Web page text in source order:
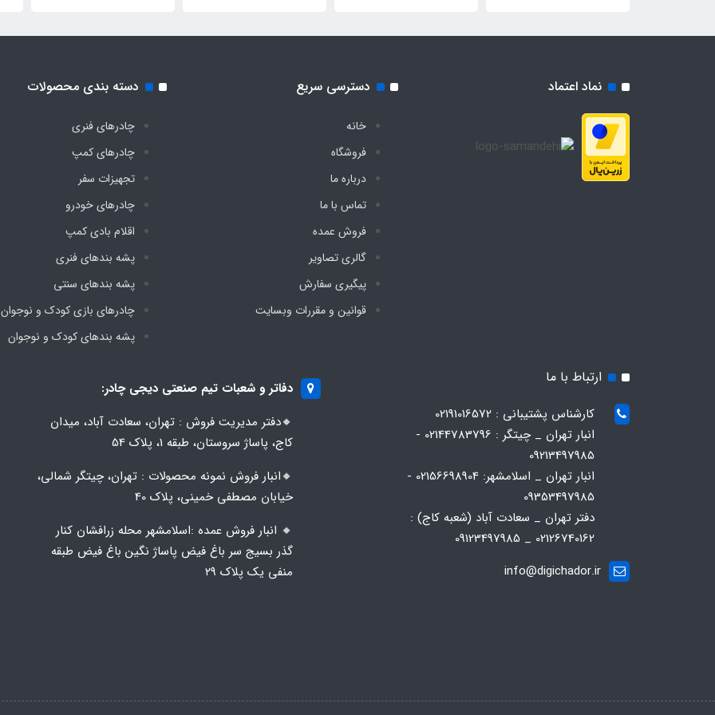
نماد اعتماد دسترسی سریع
خانه
فروشگاه
درباره ما
تماس با ما
فروش عمده
گالری تصاویر
پیگیری سفارش
قوانین و مقررات وبسایت
دسته بندی محصولات
چادرهای فنری
چادرهای کمپ
تجهیزات سفر
چادرهای خودرو
اقلام بادی کمپ
پشه‌ بندهای فنری
پشه‌ بندهای سنتی
چادرهای بازی کودک و نوجوان
پشه‌ بندهای کودک و نوجوان
ارتباط با ما
کارشناس پشتیبانی : 02191016572
انبار تهران _ چیتگر : 02144783796 -
09213497985
انبار تهران _ اسلامشهر: 02156698904 -
09353497985
دفتر تهران _ سعادت آباد (شعبه کاج) :
02126740162 _ 09123497985
info@digichador.ir
دفاتر و شعبات تیم صنعتی دیجی چادر:
🔸️​​دفتر مدیریت فروش : تهران، سعادت آباد، میدان
کاج، پاساژ سروستان، طبقه 1، پلاک 54
🔸️​​انبار فروش نمونه محصولات : تهران، چیتگر شمالی،
خیابان مصطفی خمینی، پلاک 40
🔸️ انبار فروش عمده :اسلامشهر محله زرافشان کنار
گذر بسیج سر باغ فیض پاساژ نگین باغ فیض طبقه
منفی یک پلاک ۲۹